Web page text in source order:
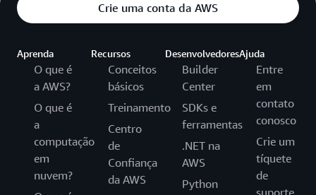
Crie uma conta da AWS
Aprenda
O que é
a AWS?
O que é
a
computação
em
nuvem?
Recursos
Conceitos
básicos
Treinamento
Centro
de
Confiança
da AWS
Desenvolvedores
Builder
Center
SDKs e
ferramentas
.NET na
AWS
Python
Ajuda
Entre
em
contato
conosco
Crie um
tíquete
de
suporte